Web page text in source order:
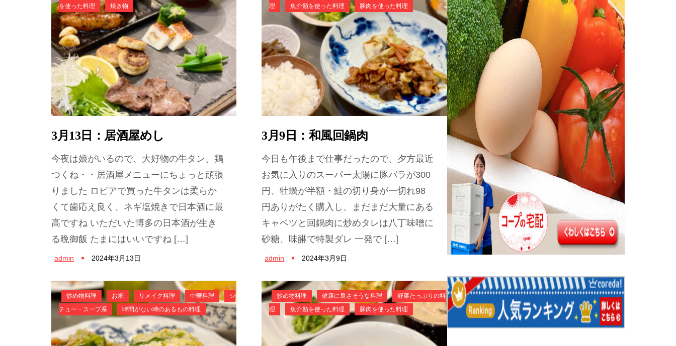
を使った料理
焼き物
3月13日：居酒屋めし
今夜は娘がいるので、大好物の牛タン、鶏
つくね・・居酒屋メニューにちょっと頑張
りました ロピアで買った牛タンは柔らか
くて歯応え良く、ネギ塩焼きで日本酒に最
高ですね いただいた博多の日本酒が生き
る晩御飯 たまにはいいですね […]
admin 2024年3月13日
理
魚介類を使った料理 豚肉を使った料理
3月9日：和風回鍋肉
今日も午後まで仕事だったので、夕方最近
お気に入りのスーパー太陽に豚バラが300
円、牡蠣が半額・鮭の切り身が一切れ98
円ありがたく購入し、まだまだ大量にある
キャベツと回鍋肉に炒めタレは八丁味噌に
砂糖、味醂で特製ダレ 一発で […]
admin 2024年3月9日
炒め物料理 お米 リメイク料理 中華料理
シ
チュー・スープ系
時間がない時のあるもの料理
炒め物料理 健康に良さそうな料理
野菜たっぷりの料
理
魚介類を使った料理 豚肉を使った料理